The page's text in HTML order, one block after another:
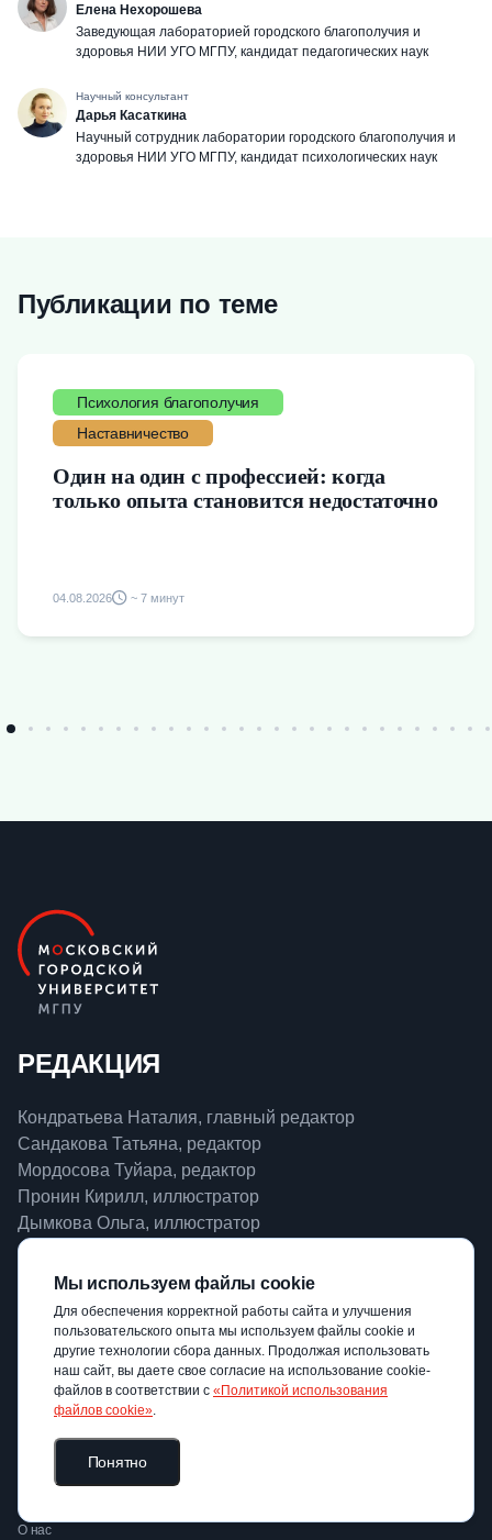
Елена Нехорошева
Заведующая лабораторией городского благополучия и
здоровья НИИ УГО МГПУ, кандидат педагогических наук
Научный консультант
Дарья Касаткина
Научный сотрудник лаборатории городского благополучия и
здоровья НИИ УГО МГПУ, кандидат психологических наук
Публикации по теме
Психология благополучия
Наставничество
Один на один с профессией: когда
только опыта становится недостаточно
04.08.2026 ~ 7 минут
РЕДАКЦИЯ
Кондратьева Наталия, главный редактор
Сандакова Татьяна, редактор
Мордосова Туйара, редактор
Пронин Кирилл, иллюстратор
Дымкова Ольга, иллюстратор
КОНТАКТЫ
Россия, Москва, ул. Панфёрова, 14
prizma@mgpu.ru
PRIZMA – просветительский ресурс Московского
О нас
Мы используем файлы cookie
Для обеспечения корректной работы сайта и улучшения
пользовательского опыта мы используем файлы cookie и
другие технологии сбора данных. Продолжая использовать
наш сайт, вы даете свое согласие на использование cookie-
файлов в соответствии с «Политикой использования
файлов cookie».
Понятно